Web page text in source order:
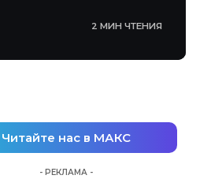
2 МИН ЧТЕНИЯ
Читайте нас в МАКС
- РЕКЛАМА -